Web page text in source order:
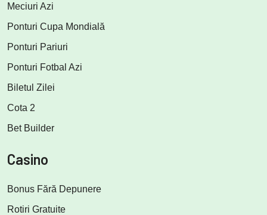
Meciuri Azi
Ponturi Cupa Mondială
Ponturi Pariuri
Ponturi Fotbal Azi
Biletul Zilei
Cota 2
Bet Builder
Casino
Bonus Fără Depunere
Rotiri Gratuite